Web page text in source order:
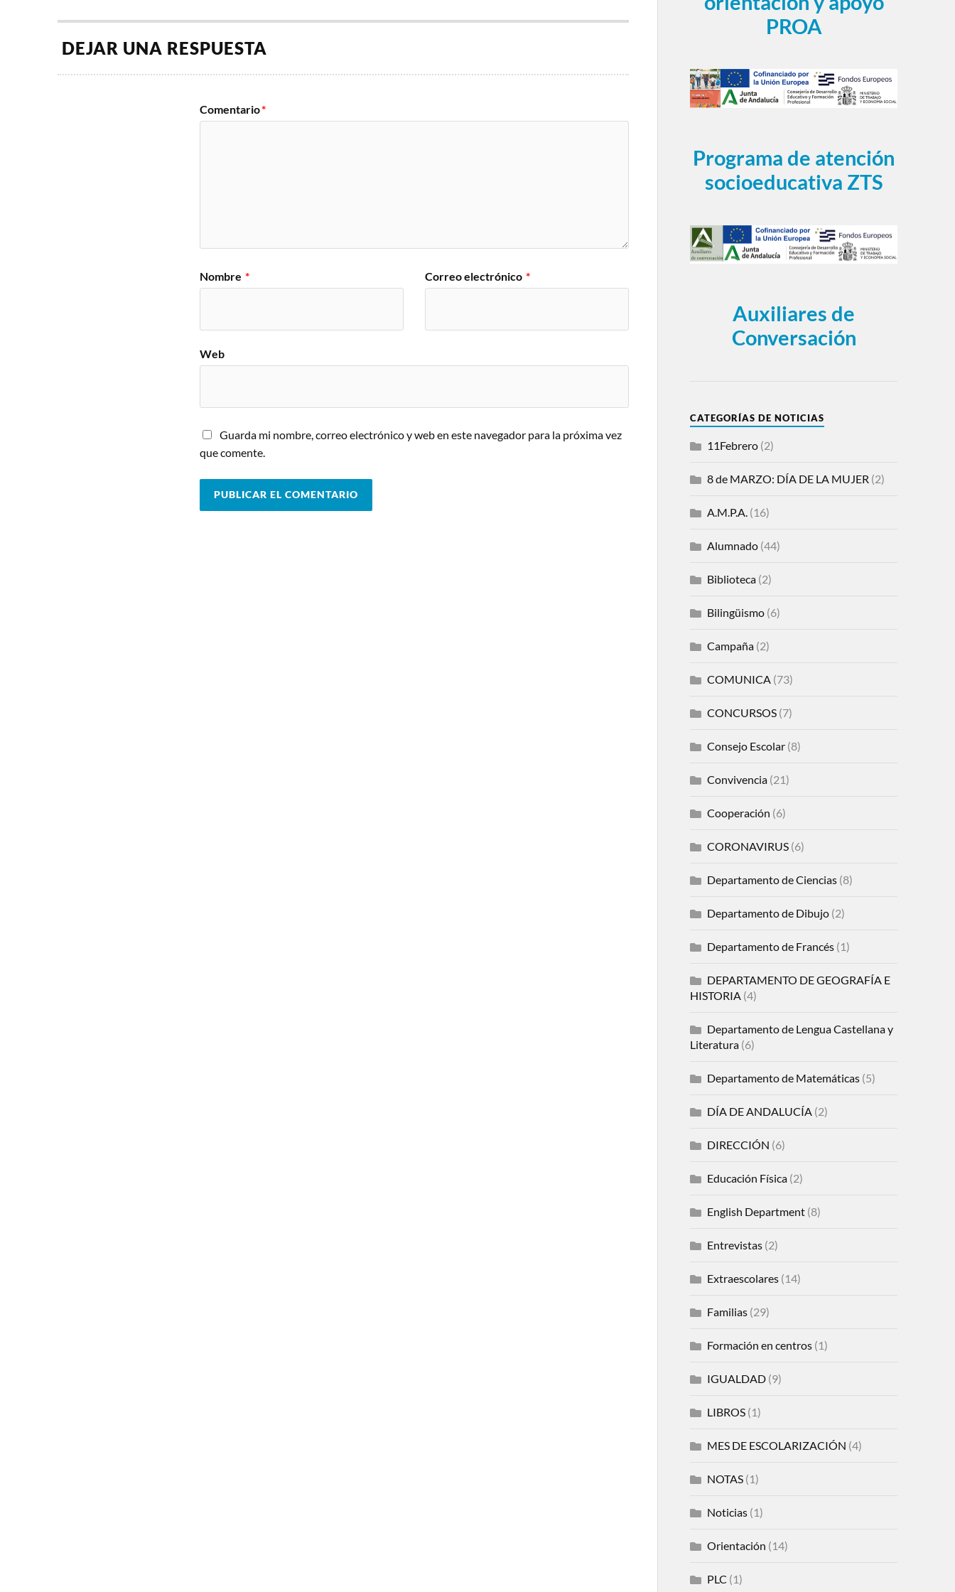
DEJAR UNA RESPUESTA
Comentario*
Nombre * Correo electrónico *
Web
Guarda mi nombre, correo electrónico y web en este navegador para la próxima vez
que comente.
PROA
Programa de atención
socioeducativa ZTS
Auxiliares de
Conversación
CATEGORÍAS DE NOTICIAS
11Febrero(2)
8 de MARZO: DÍA DE LA MUJER (2)
A.M.P.A. (16)
Alumnado(44)
Biblioteca(2)
Bilingüismo(6)
Campaña(2)
COMUNICA (73)
CONCURSOS(7)
Consejo Escolar(8)
Convivencia(21)
Cooperación (6)
CORONAVIRUS(6)
Departamento de Ciencias(8)
Departamento de Dibujo(2)
Departamento de Francés(1)
DEPARTAMENTO DE GEOGRAFÍA E
HISTORIA (4)
Departamento de Lengua Castellana y
Literatura(6)
Departamento de Matemáticas(5)
DÍA DE ANDALUCÍA (2)
DIRECCIÓN (6)
Educación Física(2)
English Department(8)
Entrevistas(2)
Extraescolares(14)
Familias(29)
Formación en centros(1)
IGUALDAD(9)
LIBROS(1)
MES DE ESCOLARIZACIÓN (4)
NOTAS(1)
Noticias(1)
Orientación (14)
PLC (1)